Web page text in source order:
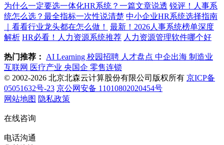
为什么一定要选一体化HR系统？一篇文章说透 锐评！人事系
统怎么选？最全指标一次性说清楚 中小企业HR系统选择指南
｜看看行业龙头都在怎么做！
最新！2026人事系统榜单深度
解析 HR必看！人力资源系统推荐 人力资源管理软件哪个好
热门推荐： AI Learning 校园招聘 人才盘点 中企出海 制造业
互联网 医疗产业 央国企 零售连锁
© 2002-2026 北京北森云计算股份有限公司版权所有 京ICP备
05051632号-23 京公网安备 11010802020454号
网站地图 隐私政策
在线咨询
电话沟通